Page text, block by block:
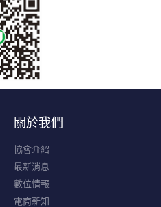
關於我們
協會介紹
最新消息
數位情報
電商新知